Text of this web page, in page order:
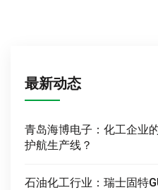
最新动态
青岛海博电子：化工企业
护航生产线？
石油化工行业：瑞士固特